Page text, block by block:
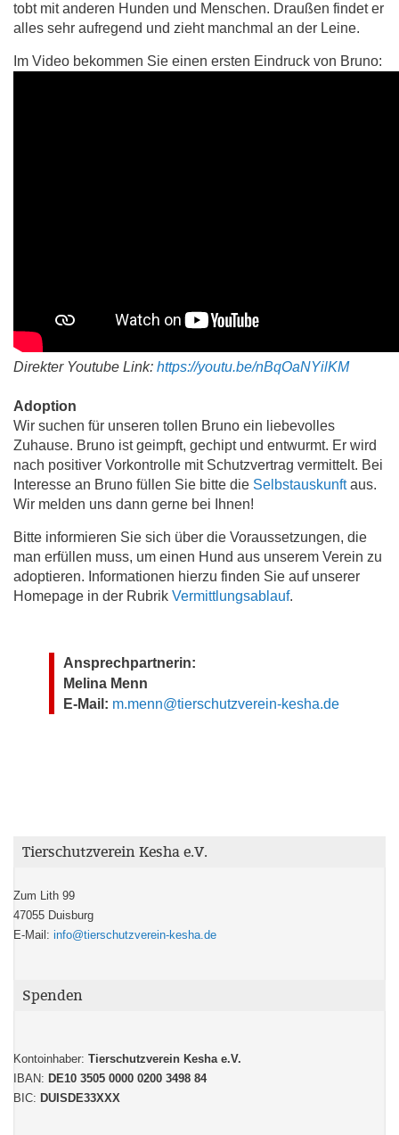
tobt mit anderen Hunden und Menschen. Draußen findet er
alles sehr aufregend und zieht manchmal an der Leine.
Im Video bekommen Sie einen ersten Eindruck von Bruno:
Direkter Youtube Link: https://youtu.be/nBqOaNYilKM
Adoption
Wir suchen für unseren tollen Bruno ein liebevolles
Zuhause. Bruno ist geimpft, gechipt und entwurmt. Er wird
nach positiver Vorkontrolle mit Schutzvertrag vermittelt. Bei
Interesse an Bruno füllen Sie bitte die Selbstauskunftaus.
Wir melden uns dann gerne bei Ihnen!
Bitte informieren Sie sich über die Voraussetzungen, die
man erfüllen muss, um einen Hund aus unserem Verein zu
adoptieren. Informationen hierzu finden Sie auf unserer
Homepage in der Rubrik Vermittlungsablauf.
Ansprechpartnerin:
Melina Menn
E-Mail: m.menn@tierschutzverein-kesha.de
Tierschutzverein Kesha e.V.
Zum Lith 99
47055 Duisburg
E-Mail: info@tierschutzverein-kesha.de
Spenden
Kontoinhaber: Tierschutzverein Kesha e.V.
IBAN: DE10 3505 0000 0200 3498 84
BIC: DUISDE33XXX